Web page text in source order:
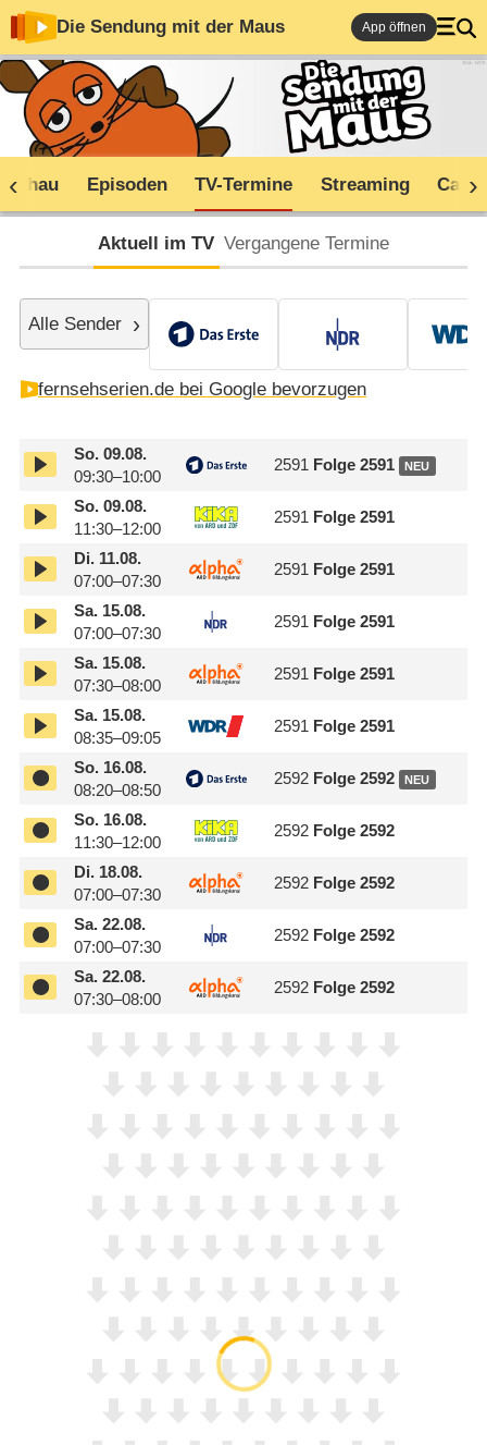
Die Sendung mit der Maus App öffnen
Episoden TV-Termine Streaming Cast
Aktuell im TV Vergangene Termine
Alle Sender
fernsehserien.de bei Google bevorzugen
So.09.08.
09:30–10:00
2591 Folge 2591 NEU
So.09.08.
11:30–12:00
2591 Folge 2591
Di.11.08.
07:00–07:30
2591 Folge 2591
Sa.15.08.
07:00–07:30
2591 Folge 2591
Sa.15.08.
07:30–08:00
2591 Folge 2591
Sa.15.08.
08:35–09:05
2591 Folge 2591
So.16.08.
08:20–08:50
2592 Folge 2592 NEU
So.16.08.
11:30–12:00
2592 Folge 2592
Di.18.08.
07:00–07:30
2592 Folge 2592
Sa.22.08.
07:00–07:30
2592 Folge 2592
Sa.22.08.
07:30–08:00
2592 Folge 2592